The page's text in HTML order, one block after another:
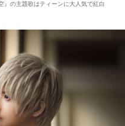
』の主題歌はティーンに大人気で紅白